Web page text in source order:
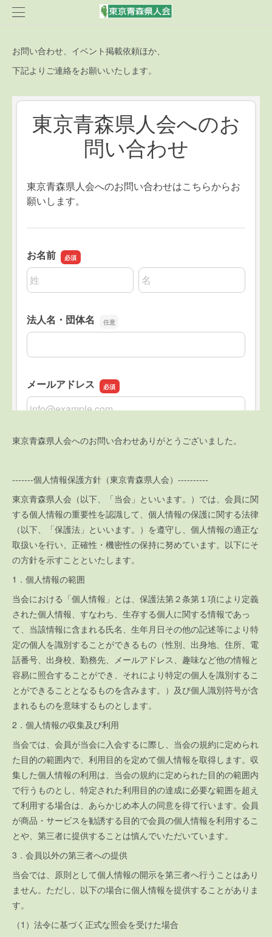
お問い合わせ、イベント掲載依頼ほか、
下記よりご連絡をお願いいたします。
東京青森県人会へのお問い合わせありがとうございました。
-------個人情報保護方針（東京青森県人会）----------
東京青森県人会（以下、「当会」といいます。）では、会員に関
する個人情報の重要性を認識して、個人情報の保護に関する法律
（以下、「保護法」といいます。）を遵守し、個人情報の適正な
取扱いを行い、正確性・機密性の保持に努めています。以下にそ
の方針を示すことといたします。
1．個人情報の範囲
当会における「個人情報」とは、保護法第２条第１項により定義
された個人情報、すなわち、生存する個人に関する情報であっ
て、当該情報に含まれる氏名、生年月日その他の記述等により特
定の個人を識別することができるもの（性別、出身地、住所、電
話番号、出身校、勤務先、メールアドレス、趣味など他の情報と
容易に照合することができ、それにより特定の個人を識別するこ
とができることとなるものを含みます。）及び個人識別符号が含
まれるものを意味するものとします。
2．個人情報の収集及び利用
当会では、会員が当会に入会するに際し、当会の規約に定められ
た目的の範囲内で、利用目的を定めて個人情報を取得します。収
集した個人情報の利用は、当会の規約に定められた目的の範囲内
で行うものとし、特定された利用目的の達成に必要な範囲を超え
て利用する場合は、あらかじめ本人の同意を得て行います。会員
が商品・サービスを勧誘する目的で会員の個人情報を利用するこ
とや、第三者に提供することは慎んでいただいています。
3．会員以外の第三者への提供
当会では、原則として個人情報の開示を第三者へ行うことはあり
ません。ただし、以下の場合に個人情報を提供することがありま
す。
（1）法令に基づく正式な照会を受けた場合